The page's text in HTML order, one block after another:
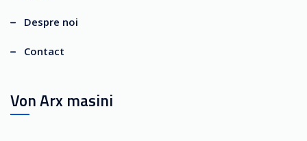
Despre noi
Contact
Von Arx masini